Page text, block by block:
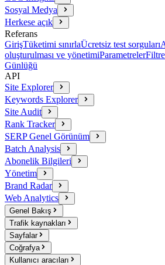
Sosyal Medya
Herkese açık
Referans
GirişTüketimi sınırlaÜcretsiz test sorguları
oluşturulması ve yönetimiParametreler
Günlüğü
API
Site Explorer
Keywords Explorer
Site Audit
Rank Tracker
SERP Genel Görünüm
Batch Analysis
Abonelik Bilgileri
Yönetim
Brand Radar
Web Analytics
Genel Bakış
Trafik kaynakları
Sayfalar
Coğrafya
Kullanıcı aracıları